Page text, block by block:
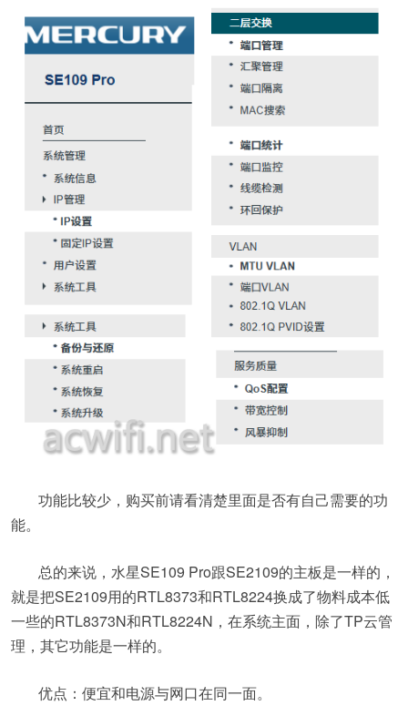
功能比较少，购买前请看清楚里面是否有自己需要的功
能。
总的来说，水星SE109 Pro跟SE2109的主板是一样的，
就是把SE2109用的RTL8373和RTL8224换成了物料成本低
一些​的RTL8373N和RTL8224N，在系统主面，除了TP云管
理，其它功能是一样的。
优​点：便宜和电源与网口在同一面。